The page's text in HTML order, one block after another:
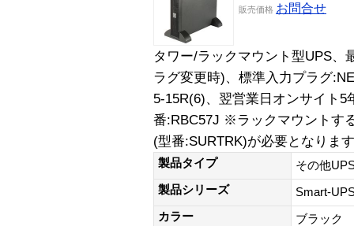
販売価格 お問合せ
タワー/ラックマウント型UPS、
ラグ変更時)、標準入力プラグ
5-15R(6)、翌営業日オンサイト
番:RBC57J ※ラックマウントす
(型番:SURTRK)が必要となりま
製品タイプ
その他
製品シリーズ
Smart-
カラー
ブラック